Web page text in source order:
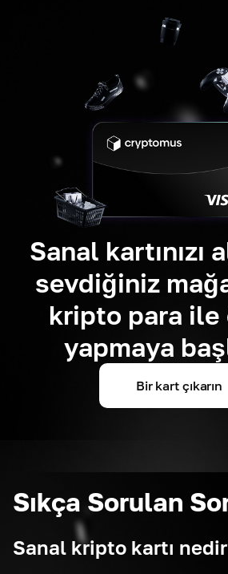
Sanal kartınızı
sevdiğiniz
kripto para ile
yapmaya
Bir kart çıkarın
Sıkça Sorulan
Sanal kripto kartı